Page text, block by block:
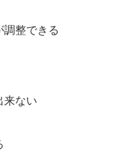
調整できる
来ない